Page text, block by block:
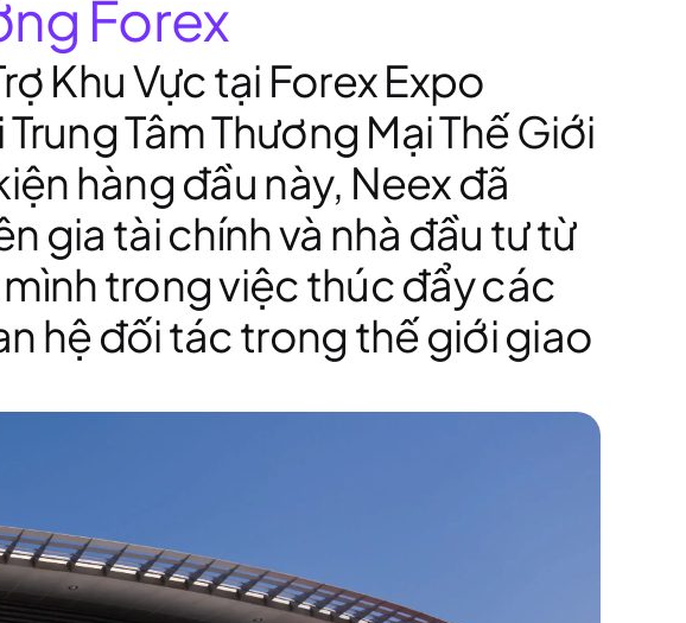
Forex
Khu Vực tại Forex Expo
Tâm Thương Mại Thế Giới
hàng đầu này, Neex đã
gia tài chính và nhà đầu tư từ
trong việc thúc đẩy các
hệ đối tác trong thế giới giao